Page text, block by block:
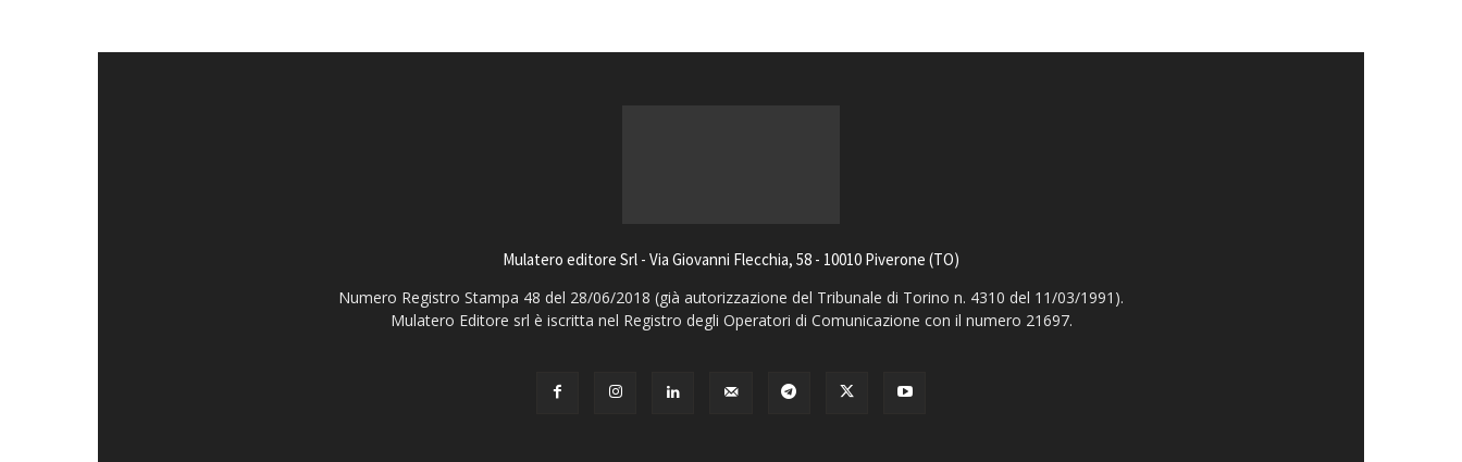
Mulatero editore Srl - Via Giovanni Flecchia, 58 - 10010 Piverone (TO)
Numero Registro Stampa 48 del 28/06/2018 (già autorizzazione del Tribunale di Torino n. 4310 del 11/03/1991).
Mulatero Editore srl è iscritta nel Registro degli Operatori di Comunicazione con il numero 21697.